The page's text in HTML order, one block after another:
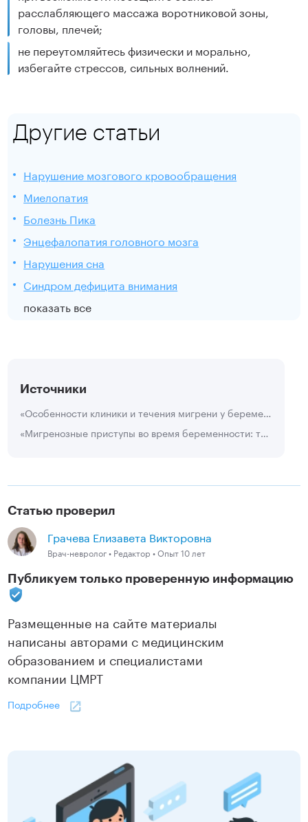
расслабляющего массажа воротниковой зоны,
головы, плечей;
не переутомляйтесь физически и морально,
избегайте стрессов, сильных волнений.
Другие статьи
Нарушение мозгового кровообращения
Миелопатия
Болезнь Пика
Энцефалопатия головного мозга
Нарушения сна
Синдром дефицита внимания
показать все
Источники
«Особенности клиники и течения мигрени у беременных», Гафурова М.Р., Курский научно-практический вестник Человек и его здоровье, 2010
«Мигренозные приступы во время беременности: тактика ведения пациенток и приоритеты терапии», Якушева Е.В, Дамулин И.В., Российский медицинский журнал, 2014
Статью проверил
Грачева Елизавета Викторовна
Врач-невролог • Редактор • Опыт 10 лет
Публикуем только проверенную информацию
Размещенные на сайте материалы
написаны авторами с медицинским
образованием и специалистами
компании ЦМРТ
Подробнее